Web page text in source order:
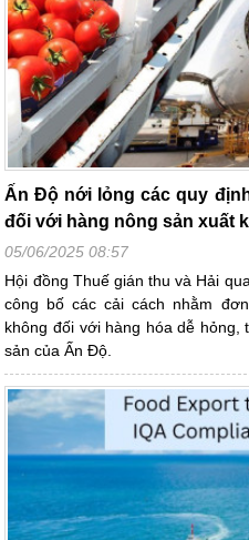
Ấn Độ nới lỏng các quy
đối với hàng nông sản xuất
05/06/2025 08:57
Hội đồng Thuế gián thu và Hải
công bố các cải cách nhằm
không đối với hàng hóa dễ hỏng,
sản của Ấn Độ.